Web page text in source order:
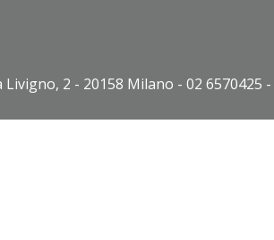
2 - 20158 Milano - 02 6570425